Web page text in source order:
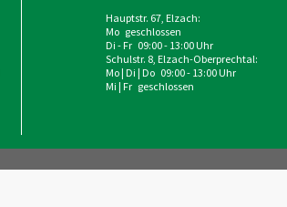
Hauptstr. 67, Elzach:
Mo geschlossen
Di - Fr 09:00 - 13:00 Uhr
Schulstr. 8, Elzach-Oberprechtal:
Mo | Di | Do 09:00 - 13:00 Uhr
Mi | Fr geschlossen